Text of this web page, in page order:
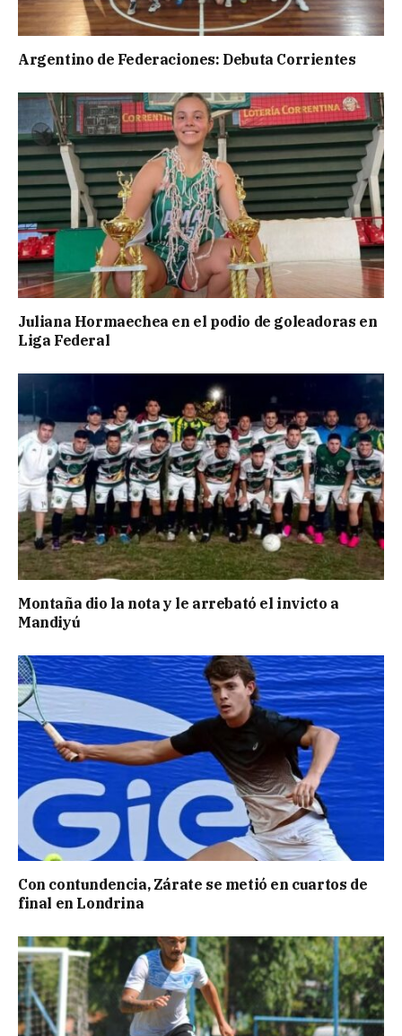
Argentino de Federaciones: Debuta Corrientes
Juliana Hormaechea en el podio de goleadoras en
Liga Federal
Montaña dio la nota y le arrebató el invicto a
Mandiyú
Con contundencia, Zárate se metió en cuartos de
final en Londrina